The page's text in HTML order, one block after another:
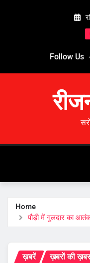
Follow Us
Home
पौड़ी में गुलदार का
ख़बरें ख़बरों की ख़बर